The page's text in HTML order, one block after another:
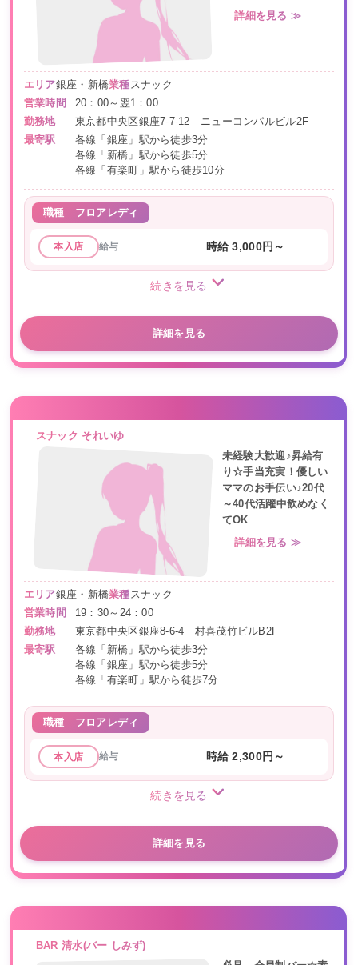
詳細を見る ≫
エリア銀座・新橋業種 スナック
営業時間
20：00～翌1：00
勤務地
東京都中央区銀座7-7-12 ニューコンパルビル2F
最寄駅
各線「銀座」駅から徒歩3分
各線「新橋」駅から徒歩5分
各線「有楽町」駅から徒歩10分
職種 フロアレディ
本入店 給与 時給 3,000円～
続きを見る
詳細を見る
スナック それいゆ
未経験大歓迎♪昇給有
り☆手当充実！優しい
ママのお手伝い♪20代
～40代活躍中飲めなく
てOK
詳細を見る ≫
エリア銀座・新橋業種スナック
営業時間
19：30～24：00
勤務地
東京都中央区銀座8-6-4 村喜茂竹ビルB2F
最寄駅
各線「新橋」駅から徒歩3分
各線「銀座」駅から徒歩5分
各線「有楽町」駅から徒歩7分
職種 フロアレディ
本入店 給与 時給 2,300円～
続きを見る
詳細を見る
BAR 清水(バー しみず)